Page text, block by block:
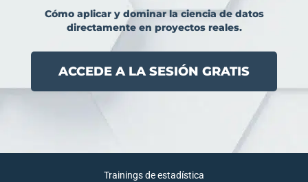
Cómo aplicar y dominar la ciencia de datos
directamente en proyectos reales.
ACCEDE A LA SESIÓN GRATIS
Trainings de estadística